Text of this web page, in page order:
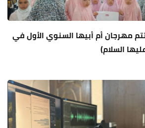
مهرجان أم أبيها السنوي الأول في
السلام)